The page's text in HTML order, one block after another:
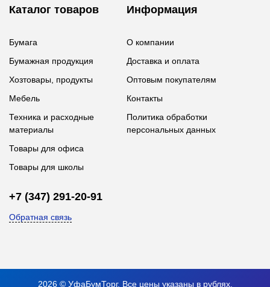
Каталог товаров
Бумага
Бумажная продукция
Хозтовары, продукты
Мебель
Техника и расходные
материалы
Товары для офиса
Товары для школы
Информация
О компании
Доставка и оплата
Оптовым покупателям
Контакты
Политика обработки
персональных данных
+7 (347) 291-20-91
Обратная связь
2026 © УфаБумТорг. Все цены указаны в рублях.